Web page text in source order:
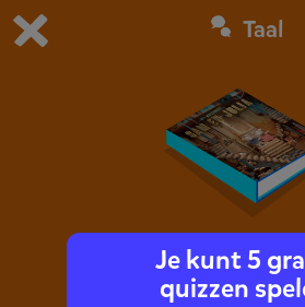
Dit is de gratis demo
Bestel nu
0 1
Taal
Het Muizenhuis -
Je kunt 5
quizzen